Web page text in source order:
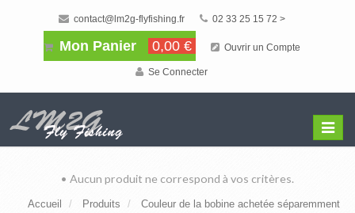
contact@lm2g-flyfishing.fr 02 33 25 15 72 >
Mon Panier 0,00 € Ouvrir un Compte
Se Connecter
Menu
• Aucun produit ne correspond à vos critères.
Accueil Produits
Couleur de la bobine achetée séparemment